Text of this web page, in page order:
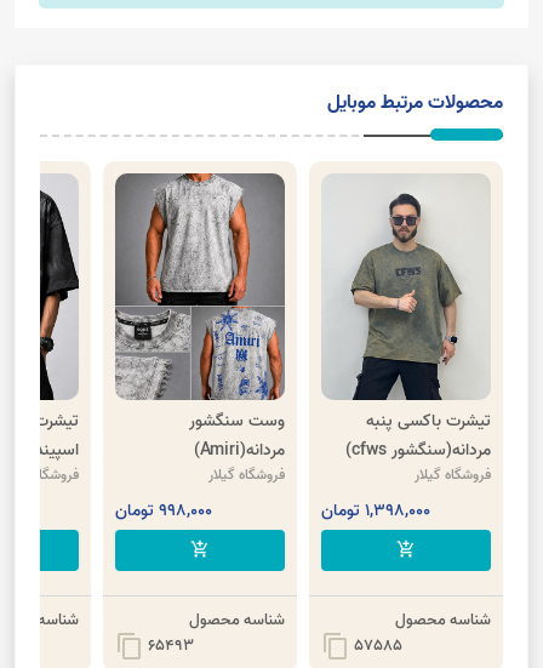
محصولات مرتبط موبایل
تیشرت باکسی پنبه
مردانه(سنگشور cfws)
فروشگاه گیلار
1,398,000 تومان
add_shopping_cart
شناسه محصول
57585
content_copy
وست سنگشور
مردانه(Amiri)
فروشگاه گیلار
998,000 تومان
add_shopping_cart
شناسه محصول
65493
content_copy
تیشرت
فروشگاه گیلار
شناسه